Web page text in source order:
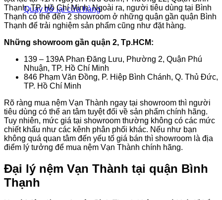
Quay trở lại cửa hàng
Thạnh, TP. Hồ Chí Minh. Ngoài ra, người tiêu dùng tại Bình
Thạnh có thể đến 2 showroom ở những quận gần quận Bình
Thạnh để trải nghiệm sản phẩm cũng như đặt hàng.
Những showroom gần quận 2, Tp.HCM:
139 – 139A Phan Đăng Lưu, Phường 2, Quận Phú
Nhuận, TP. Hồ Chí Minh
846 Phạm Văn Đồng, P. Hiệp Bình Chánh, Q. Thủ Đức,
TP. Hồ Chí Minh
Rõ ràng mua nệm Vạn Thành ngay tại showroom thì người
tiêu dùng có thể an tâm tuyệt đối về sản phẩm chính hãng.
Tuy nhiên, mức giá tại showroom thường không có các mức
chiết khấu như các kênh phân phối khác. Nếu như bạn
không quá quan tâm đến yếu tố giá bán thì showroom là địa
điểm lý tưởng để mua nệm Vạn Thành chính hãng.
Đại lý nệm Vạn Thành tại quận Bình
Thạnh